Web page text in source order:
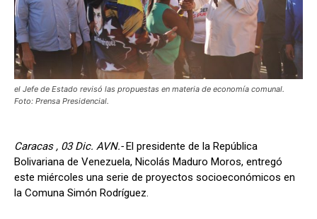
el Jefe de Estado revisó las propuestas en materia de economía comunal.
Foto: Prensa Presidencial.
Caracas , 03 Dic. AVN.-El presidente de la República
Bolivariana de Venezuela, Nicolás Maduro Moros, entregó
este miércoles una serie de proyectos socioeconómicos en
la Comuna Simón Rodríguez.